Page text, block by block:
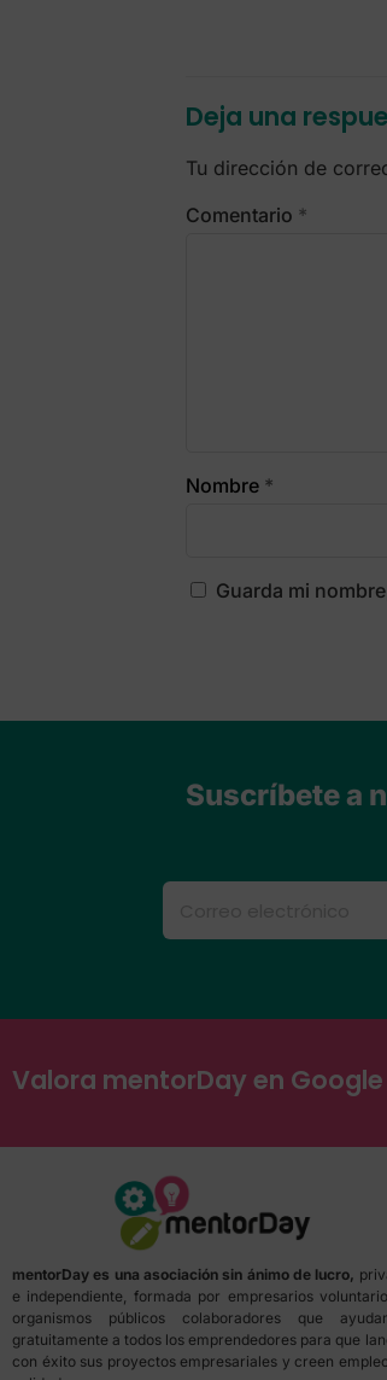
Deja una
Tu dirección de
Comentario *
Nombre *
Guarda mi
Suscríbete a
Valora mentorDay en
mentorDay es una asociación sin ánimo de lucro,
e independiente, formada por empresarios
organismos públicos colaboradores que
gratuitamente a todos los emprendedores para que
con éxito sus proyectos empresariales y creen